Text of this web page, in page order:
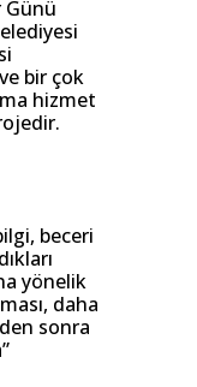
Günü
bir çok
hizmet
beceri
yönelik
daha
sonra